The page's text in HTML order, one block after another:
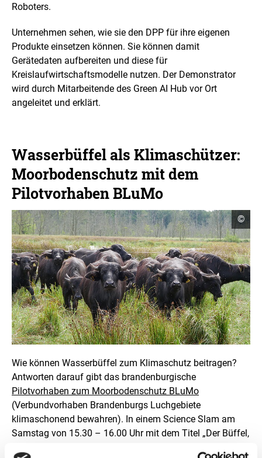
Roboters.
Unternehmen sehen, wie sie den DPP für ihre eigenen
Produkte einsetzen können. Sie können damit
Gerätedaten aufbereiten und diese für
Kreislaufwirtschaftsmodelle nutzen. Der Demonstrator
wird durch Mitarbeitende des Green AI Hub vor Ort
angeleitet und erklärt.
Wasserbüffel als Klimaschützer:
Moorbodenschutz mit dem
Pilotvorhaben BLuMo
C
o
p
y
r
i
g
h
t
I
n
f
o
r
f
n
©
Wie können Wasserbüffel zum Klimaschutz beitragen?
Antworten darauf gibt das brandenburgische
Pilotvorhaben zum Moorbodenschutz BLuMo
(Verbundvorhaben Brandenburgs Luchgebiete
klimaschonend bewahren). In einem Science Slam am
Samstag von 15.30 – 16.00 Uhr mit dem Titel „Der Büffel,